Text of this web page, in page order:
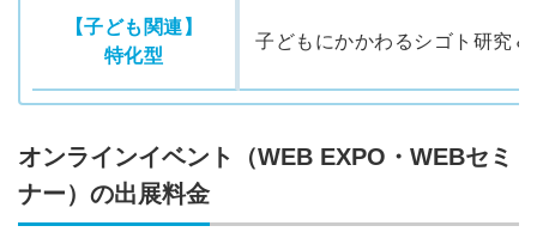
【子ども関連】
特化型
子どもにかかわるシゴト研究＆
オンラインイベント（WEB EXPO・WEBセミ
ナー）の出展料金